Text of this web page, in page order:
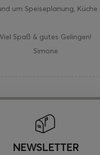
um Speiseplanung, Küche
Viel Spaß & gutes Gelingen!
Simone
NEWSLETTER